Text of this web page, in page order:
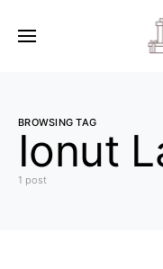
BROWSING TAG
Ionut
1 post